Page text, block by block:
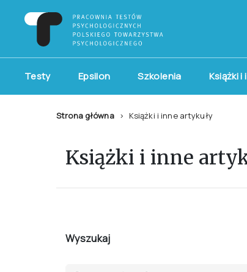
Testy Epsilon Szkolenia Książki i
Strona główna Książki i inne artykuły
Książki i inne
Wyszukaj